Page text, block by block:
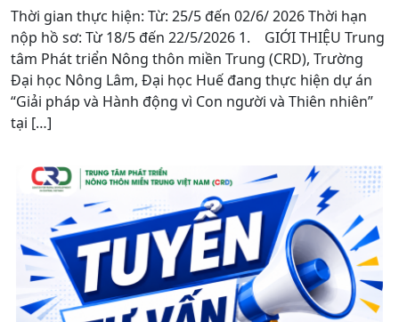
Thời gian thực hiện: Từ: 25/5 đến 02/6/ 2026 Thời hạn
nộp hồ sơ: Từ 18/5 đến 22/5/2026 1. GIỚI THIỆU Trung
tâm Phát triển Nông thôn miền Trung (CRD), Trường
Đại học Nông Lâm, Đại học Huế đang thực hiện dự án
“Giải pháp và Hành động vì Con người và Thiên nhiên”
tại […]